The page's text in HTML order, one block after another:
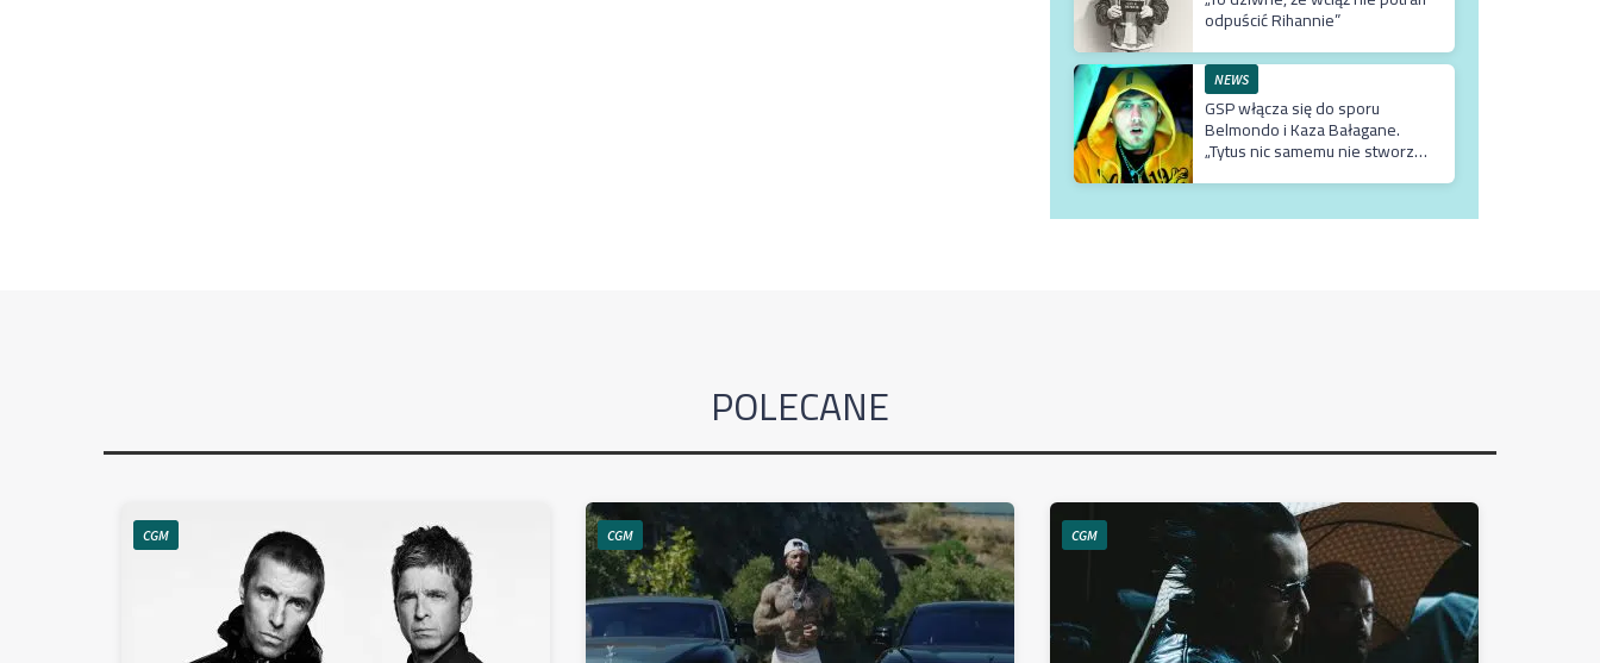
odpuścić Rihannie”
NEWS
GSP włącza się do sporu
Belmondo i Kaza Bałagane.
„Tytus nic samemu nie stworzył.
dzięki matce, która jest
usadowiona w TVN-ie”
POLECANE
CGM CGM CGM